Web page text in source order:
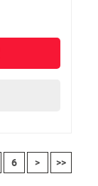
6 > >>